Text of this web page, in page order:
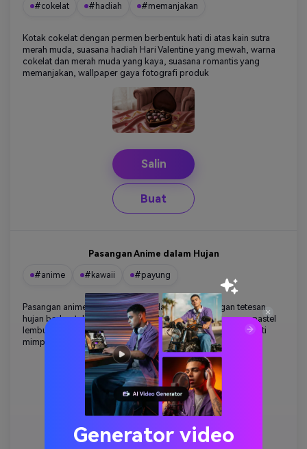
#cokelat #hadiah #memanjakan
Kotak cokelat dengan permen berbentuk hati di atas kain sutra
merah muda, suasana hadiah Hari Valentine yang mewah, warna
cokelat dan merah muda yang kaya, suasana romantis yang
memanjakan, wallpaper gaya fotografi produk
Salin
Buat
Pasangan Anime dalam Hujan
#anime #kawaii #payung
Pasangan anime berbagi payung dalam hujan dengan tetesan
hujan berbentuk hati, ilustrasi Hari Valentine kawaii, warna pastel
lembut, gaya seni anime romantis yang lucu, atmosfer seperti
mimpi, wallpaper ponsel
Generator video